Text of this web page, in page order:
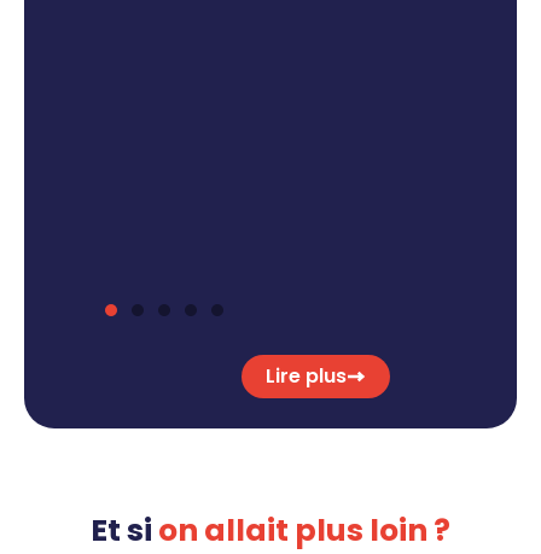
Lire plus
Et si on allait plus loin ?